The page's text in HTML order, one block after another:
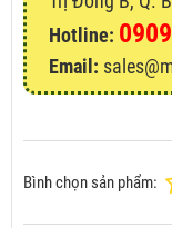
Hotline:
Email:
Bình chọn sản phẩm: